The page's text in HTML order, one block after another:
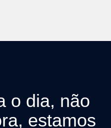
o dia, não
estamos